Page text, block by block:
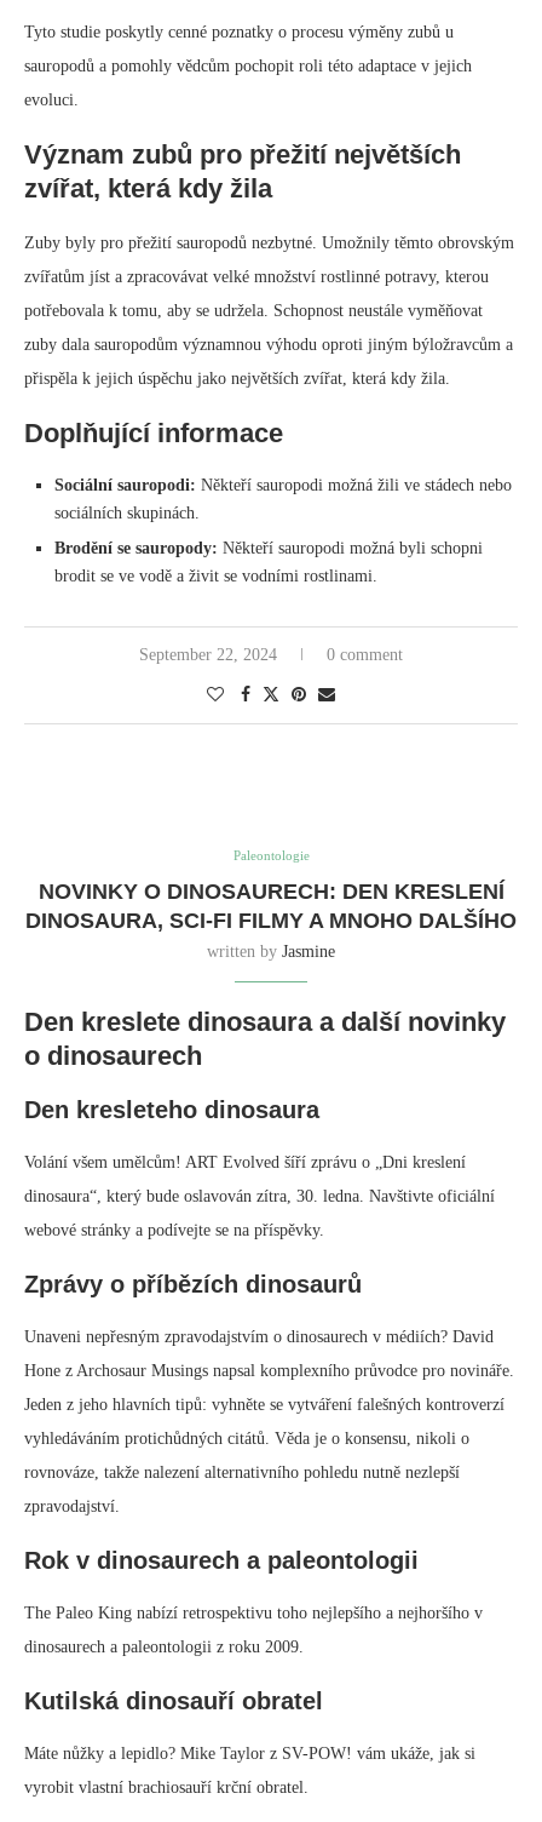
Paleontologie
NOVINKY O DINOSAURECH: DEN KRESLENÍ
written byJasmine
Den kreslete dinosaura a další novinky
o dinosaurech
Den kresleteho dinosaura
Volání všem umělcům! ART Evolved šíří zprávu o „Dni kreslení
webové stránky a podívejte se na příspěvky.
Zprávy o příbězích dinosaurů
Unaveni nepřesným zpravodajstvím o dinosaurech v médiích? David
Hone z Archosaur Musings napsal komplexního průvodce pro novináře.
vyhledáváním protichůdných citátů. Věda je o konsensu, nikoli o
rovnováze, takže nalezení alternativního pohledu nutně nezlepší
dinosaurech a paleontologii z roku 2009.
Kutilská dinosauří obratel
Máte nůžky a lepidlo? Mike Taylor z SV-POW! vám ukáže, jak si
Biostratigrafie: nástroj geologa
Biostratigrafie je technika, kterou geologové používají k určení
ilustruje lom Walcott’s Quarry, tato technika může být pro trilobity
traumatizující.
působivou malbou aetosaura na boku místního muzea historie. Pro
někoho, kdo strávil roky výzkumem těchto zvířat, byla návštěva oblasti,
kde byly shromážděny původní exempláře, vzrušujícím zážitkem.
Jurský parka: poslední paleomódní
výstřelek
Dinochick zdůrazňuje nezbytnost paleomódního oblečení: Jurský parka.
Triceracopter: symbol míru
Love in the Time of Chasmosaurs vrhá světlo na fascinující sochu
zvanou „Triceracopter: Naděje na zastarání války“. Tato socha spojuje
skelných vláken. Autor měl v úmyslu zpochybnit zastaralý pohled na
dinosaury jako na neúspěšné zrůdy.